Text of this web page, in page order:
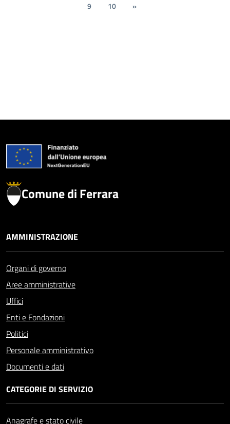
9
10 »
Comune di Ferrara
AMMINISTRAZIONE
Organi di governo
Aree amministrative
Uffici
Enti e Fondazioni
Politici
Personale amministrativo
Documenti e dati
CATEGORIE DI SERVIZIO
Anagrafe e stato civile